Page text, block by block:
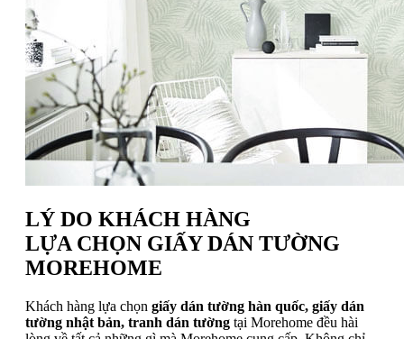
LÝ DO KHÁCH HÀNG
LỰA CHỌN GIẤY DÁN TƯỜNG
MOREHOME
Khách hàng lựa chọn giấy dán tường hàn quốc, giấy dán
tường nhật bản, tranh dán tường tại Morehome đều hài